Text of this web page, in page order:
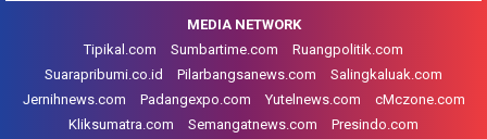
MEDIA NETWORK
Tipikal.com
Sumbartime.com
Ruangpolitik.com
Suarapribumi.co.id
Pilarbangsanews.com
Salingkaluak.com
Jernihnews.com
Padangexpo.com Yutelnews.com
cMczone.com
Kliksumatra.com
Semangatnews.com
Presindo.com